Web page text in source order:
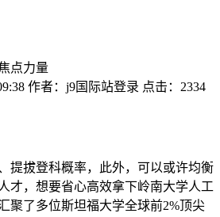
点力量
作者： j9国际站登录 点击： 2334
拔登科概率，此外，可以或许均衡
才，想要省心高效拿下岭南大学人工
聚了多位斯坦福大学全球前2%顶尖